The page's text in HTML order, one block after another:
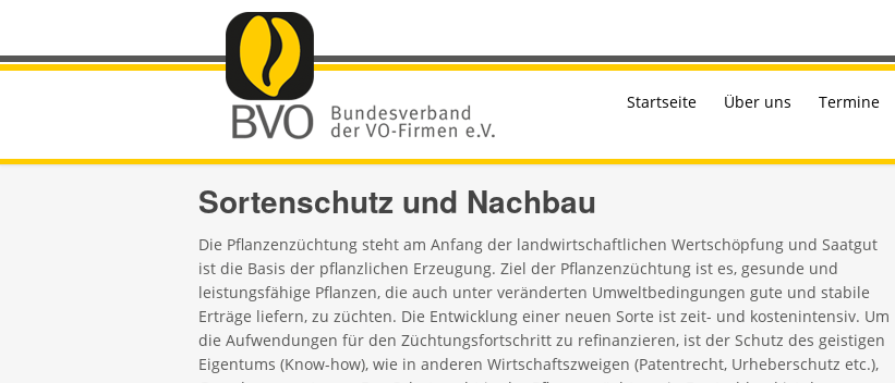
Startseite Über uns Termine
Sortenschutz und Nachbau
Die Pflanzenzüchtung steht am Anfang der landwirtschaftlichen Wertschöpfung und Saatgut
ist die Basis der pflanzlichen Erzeugung. Ziel der Pflanzenzüchtung ist es, gesunde und
leistungsfähige Pflanzen, die auch unter veränderten Umweltbedingungen gute und stabile
Erträge liefern, zu züchten. Die Entwicklung einer neuen Sorte ist zeit- und kostenintensiv. Um
die Aufwendungen für den Züchtungsfortschritt zu refinanzieren, ist der Schutz des geistigen
Eigentums (Know-how), wie in anderen Wirtschaftszweigen (Patentrecht, Urheberschutz etc.),